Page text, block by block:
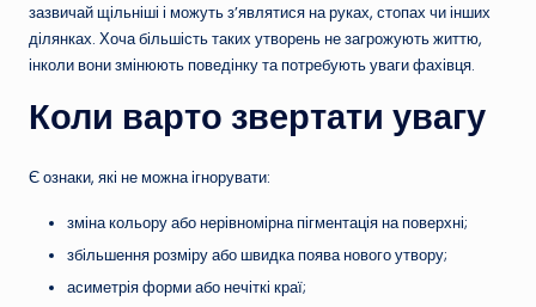
зазвичай щільніші і можуть з’являтися на руках, стопах чи інших
ділянках. Хоча більшість таких утворень не загрожують життю,
інколи вони змінюють поведінку та потребують уваги фахівця.
Коли варто звертати увагу
Є ознаки, які не можна ігнорувати:
зміна кольору або нерівномірна пігментація на поверхні;
збільшення розміру або швидка поява нового утвору;
асиметрія форми або нечіткі краї;